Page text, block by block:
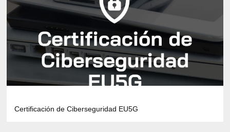
Certificación de Ciberseguridad EU5G